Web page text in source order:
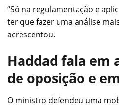
“Só na regulamentação e
ter que fazer uma análise mais
acrescentou.
Haddad fala em
de oposição e
O ministro defendeu uma